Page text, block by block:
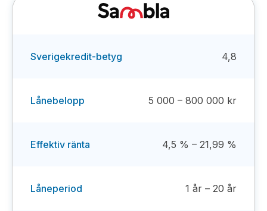
Sverigekredit-betyg 4,8
Lånebelopp 5 000 – 800 000 kr
Effektiv ränta 4,5 % – 21,99 %
Låneperiod 1 år – 20 år